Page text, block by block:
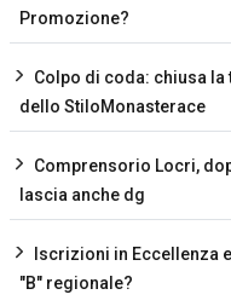
Promozione?
Colpo di coda: chiusa
dello StiloMonasterace
Comprensorio Locri,
lascia anche dg
Iscrizioni in Eccellenza
"B" regionale?